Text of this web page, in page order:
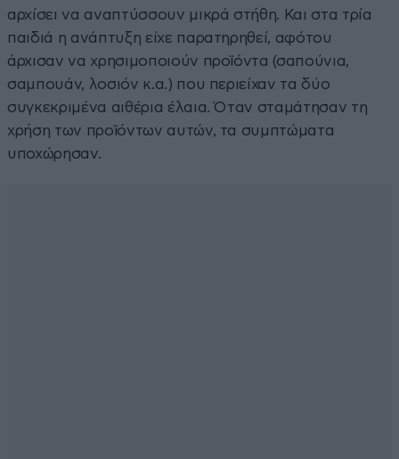
αρχίσει να αναπτύσσουν μικρά στήθη. Και στα τρία
παιδιά η ανάπτυξη είχε παρατηρηθεί, αφότου
άρχισαν να χρησιμοποιούν προϊόντα (σαπούνια,
σαμπουάν, λοσιόν κ.α.) που περιείχαν τα δύο
συγκεκριμένα αιθέρια έλαια. Όταν σταμάτησαν τη
χρήση των προϊόντων αυτών, τα συμπτώματα
υποχώρησαν.